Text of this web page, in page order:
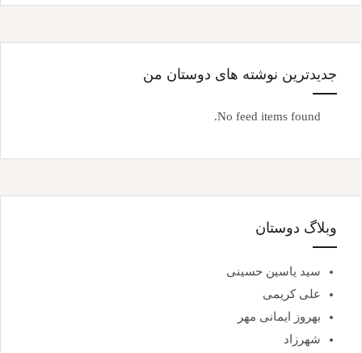
جدیدترین نوشته های دوستان من
No feed items found.
وبلاگ دوستان
سید یاسین حسینی
علی کریمی
بهروز ایمانی مهر
شهرزاد